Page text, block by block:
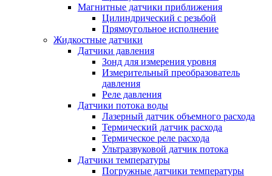
Магнитные датчики приближения
Цилиндрический с резьбой
Прямоугольное исполнение
Жидкостные датчики
Датчики давления
Зонд для измерения уровня
Измерительный преобразователь
давления
Реле давления
Датчики потока воды
Лазерный датчик объемного расхода
Термический датчик расхода
Термическое реле расхода
Ультразвуковой датчик потока
Датчики температуры
Погружные датчики температуры